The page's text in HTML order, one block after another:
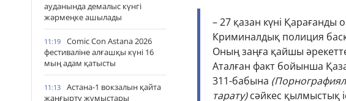
ауданында демалыс күнгі
жәрмеңке ашылады
11:19
Comic Con Astana 2026
фестиваліне алғашқы күні 16
мың адам қатысты
11:13
Астана-1 вокзалын қайта
жаңғырту жұмыстары
– 27 қазан күні
Криминалдық полиция
Оның заңға қайшы
Аталған факт бойынша
311-бабына
тарату)сәйкес қылмыстық